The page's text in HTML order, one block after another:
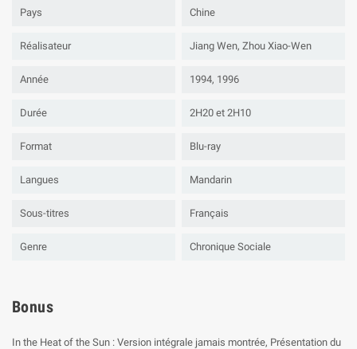
Pays Chine
Réalisateur Jiang Wen, Zhou Xiao-Wen
Année 1994, 1996
Durée 2H20 et 2H10
Format Blu-ray
Langues Mandarin
Sous-titres Français
Genre Chronique Sociale
Bonus
In the Heat of the Sun : Version intégrale jamais montrée, Présentation du